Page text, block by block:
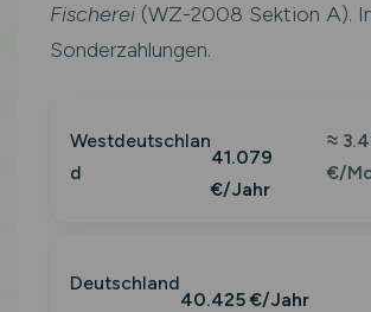
Fischerei(WZ-2008 Sektion A).
Sonderzahlungen.
Westdeutschlan
d
41.079
€/Jahr
≈
€/
Deutschland
40.425 €/Jahr